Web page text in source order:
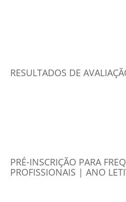
RESULTADOS DE
PRÉ-INSCRIÇÃO PARA
PROFISSIONAIS | ANO